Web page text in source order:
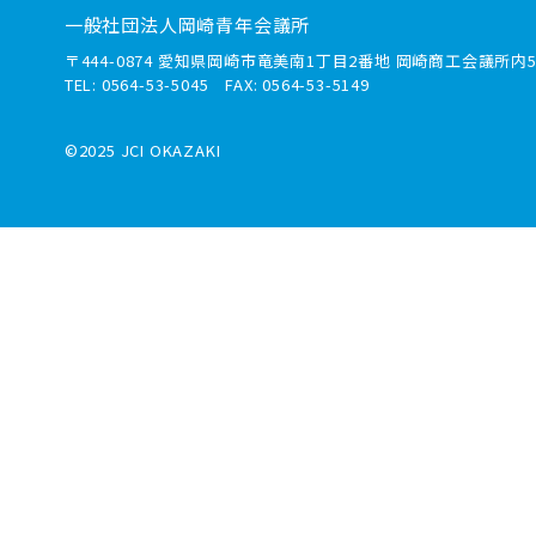
一般社団法人岡崎青年会議所
〒444-0874 愛知県岡崎市竜美南1丁目2番地 岡崎商工会議所内
TEL: 0564-53-5045 FAX: 0564-53-5149
©2025 JCI OKAZAKI